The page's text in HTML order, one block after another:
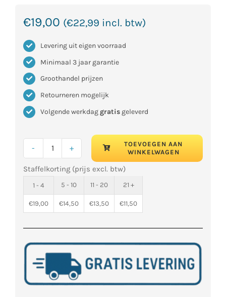
€19,00 (€22,99 incl. btw)
Levering uit eigen voorraad
Minimaal 3 jaar garantie
Groothandel prijzen
Retourneren mogelijk
Volgende werkdaggratisgeleverd
Oploopprofiel
20mm
(100x20x2cm)
TOEVOEGEN AAN
WINKELWAGEN
Staffelkorting (prijs excl. btw)
1 - 4 5 - 10 11 - 20 21 +
€19,00 €14,50 €13,50 €11,50